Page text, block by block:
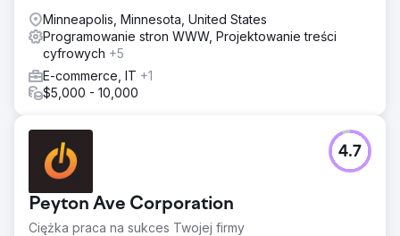
Minneapolis, Minnesota, United States
Programowanie stron WWW, Projektowanie treści
cyfrowych +5
E-commerce, IT +1
$5,000 - 10,000
Peyton Ave Corporation
Ciężka praca na sukces Twojej firmy
4.7